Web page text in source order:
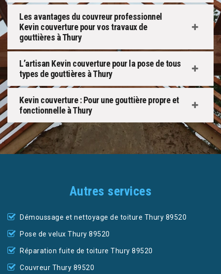
Les avantages du couvreur professionnel
Kevin couverture pour vos travaux de
gouttières à Thury
L’artisan Kevin couverture pour la pose de tous
types de gouttières à Thury
Kevin couverture : Pour une gouttière propre et
fonctionnelle à Thury
Autres services
Démoussage et nettoyage de toiture Thury 89520
Pose de velux Thury 89520
Réparation fuite de toiture Thury 89520
Couvreur Thury 89520